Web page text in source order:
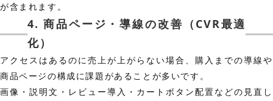
が含まれます。
4. 商品ページ・導線の改善（CVR最適
化）
アクセスはあるのに売上が上がらない場合、購入までの導線や
商品ページの構成に課題があることが多いです。
画像・説明文・レビュー導入・カートボタン配置などの見直し